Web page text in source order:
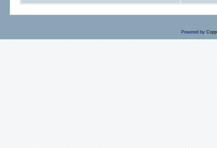
Powered by